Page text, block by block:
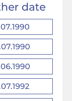
date